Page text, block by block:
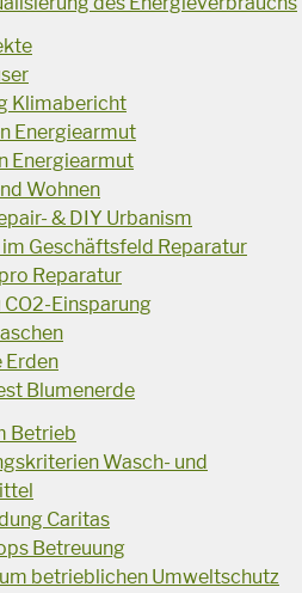
Klimabericht
Energiearmut
Energiearmut
Wohnen
& DIY Urbanism
Geschäftsfeld Reparatur
Reparatur
CO2-Einsparung
Erden
Blumenerde
Betrieb
Wasch- und
Caritas
Betreuung
betrieblichen Umweltschutz